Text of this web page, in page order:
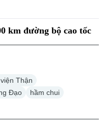
km đường bộ cao tốc
Thận
Đạo
hầm chui